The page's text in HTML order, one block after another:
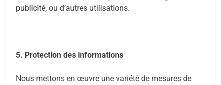
publicité, ou d’autres utilisations.
5. Protection des informations
Nous mettons en œuvre une variété de mesures de